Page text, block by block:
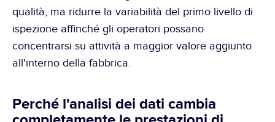
qualità, ma ridurre la variabilità del primo livello di
ispezione affinché gli operatori possano
concentrarsi su attività a maggior valore aggiunto
all'interno della fabbrica.
Perché l'analisi dei dati cambia